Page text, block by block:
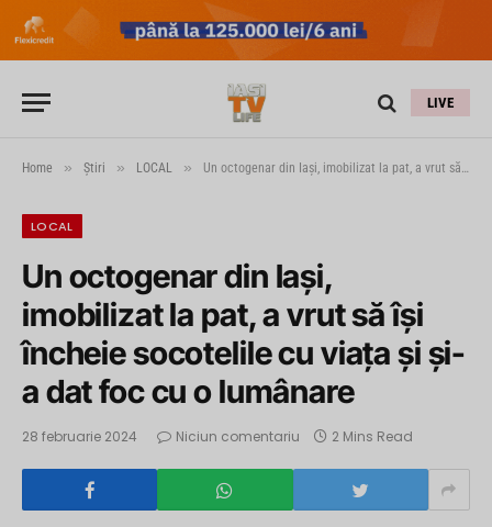
LIVE
Home » Știri » LOCAL » Un octogenar din Iași, imobilizat la pat, a vrut să îşi încheie socotelile cu viaţa şi şi-a dat foc cu o lumânare
LOCAL
Un octogenar din Iași,
imobilizat la pat, a vrut să îşi
încheie socotelile cu viaţa şi şi-
a dat foc cu o lumânare
28 februarie 2024 Niciun comentariu 2 Mins Read